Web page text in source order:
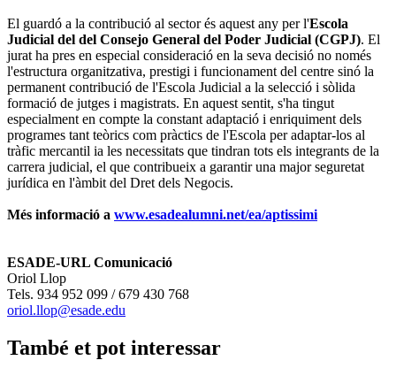
El guardó a la contribució al sector és aquest any per l'Escola
Judicial del del Consejo General del Poder Judicial (CGPJ). El
jurat ha pres en especial consideració en la seva decisió no només
l'estructura organitzativa, prestigi i funcionament del centre sinó la
permanent contribució de l'Escola Judicial a la selecció i sòlida
formació de jutges i magistrats. En aquest sentit, s'ha tingut
especialment en compte la constant adaptació i enriquiment dels
programes tant teòrics com pràctics de l'Escola per adaptar-los al
tràfic mercantil ia les necessitats que tindran tots els integrants de la
carrera judicial, el que contribueix a garantir una major seguretat
jurídica en l'àmbit del Dret dels Negocis.
Més informació a www.esadealumni.net/ea/aptissimi
ESADE-URL Comunicació
Oriol Llop
Tels. 934 952 099 / 679 430 768
oriol.llop@esade.edu
També et pot interessar